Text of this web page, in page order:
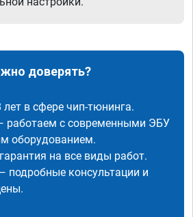
доверять?
в сфере чип-тюнинга.
работаем с современными ЭБУ
оборудованием.
на все виды работ.
подробные консультации и